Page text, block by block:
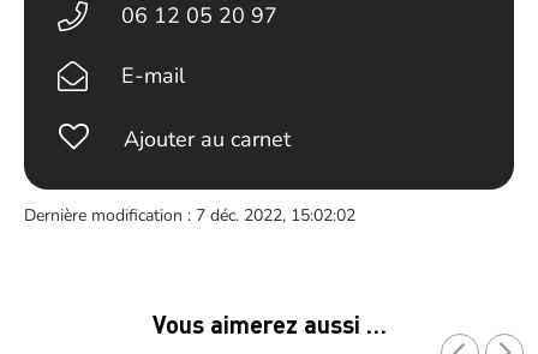
06 12 05 20 97
E-mail
Ajouter au carnet
Dernière modification : 7 déc. 2022, 15:02:02
Vous aimerez aussi …